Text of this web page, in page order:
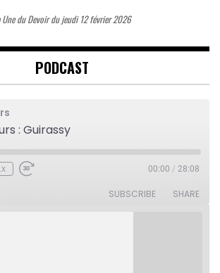
Une du Devoir du jeudi 12 février 2026
PODCAST
: Guirassy
Fast
00:00 / 28:08
SUBSCRIBE SHARE